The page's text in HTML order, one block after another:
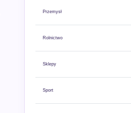
Przemysł
Rolnictwo
Sklepy
Sport